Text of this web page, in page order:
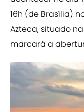
16h (de Brasília)
Azteca, situado
marcará a